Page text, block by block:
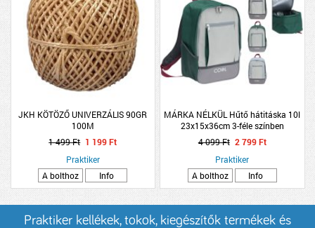
JKH KÖTÖZŐ UNIVERZÁLIS 90GR
100M
1 499 Ft 1 199 Ft
Praktiker
A bolthoz
Info
MÁRKA NÉLKÜL Hűtő hátitáska 10l
23x15x36cm 3-féle színben
4 099 Ft 2 799 Ft
Praktiker
A bolthoz
Info
Praktiker kellékek, tokok, kiegészítők termékek és